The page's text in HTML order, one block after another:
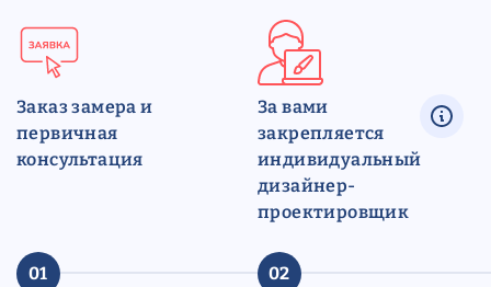
Заказ замера и
первичная
консультация
01
За вами
закрепляется
индивидуальный
дизайнер-
проектировщик
02